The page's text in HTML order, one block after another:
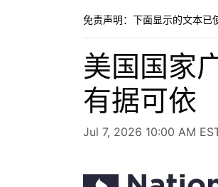
免责声明：下面显示的文本已
美国国家
有据可依
Jul 7, 2026 10:00 AM